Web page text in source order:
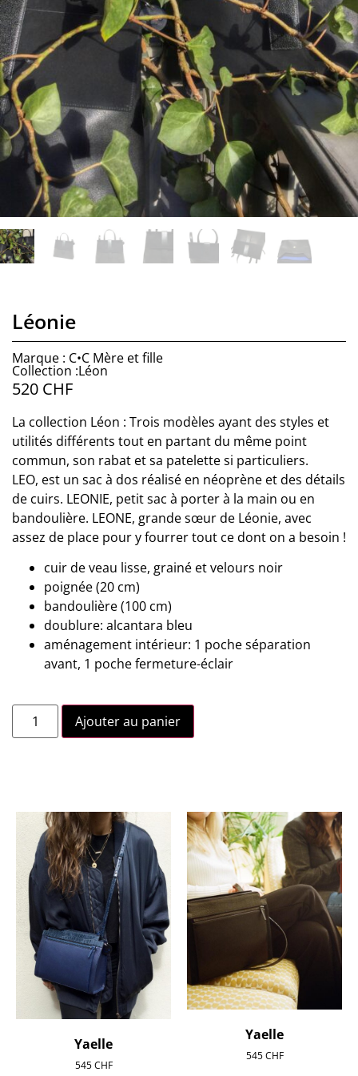
Léonie
Marque : C•C Mère et fille
Collection :Léon
520 CHF
La collection Léon : Trois modèles ayant des styles et
utilités différents tout en partant du même point
commun, son rabat et sa patelette si particuliers.
LEO, est un sac à dos réalisé en néoprène et des détails
de cuirs. LEONIE, petit sac à porter à la main ou en
bandoulière. LEONE, grande sœur de Léonie, avec
assez de place pour y fourrer tout ce dont on a besoin !
cuir de veau lisse, grainé et velours noir
poignée (20 cm)
bandoulière (100 cm)
doublure: alcantara bleu
aménagement intérieur: 1 poche séparation
avant, 1 poche fermeture-éclair
Ajouter au panier
Yaelle
545CHF
Yaelle
545CHF